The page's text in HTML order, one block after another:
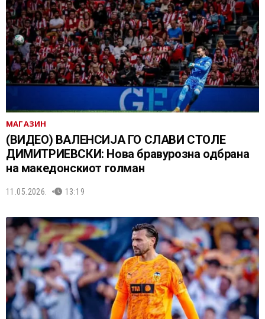
МАГАЗИН
(ВИДЕО) ВАЛЕНСИЈА ГО СЛАВИ СТОЛЕ
ДИМИТРИЕВСКИ: Нова бравурозна одбрана
на македонскиот голман
11.05.2026. 13:19